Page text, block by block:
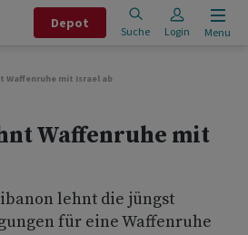
Depot
Suche Login Menu
Waffenruhe mit Israel ab
Waffenruhe mit
lehnt die jüngst
für eine Waffenruhe